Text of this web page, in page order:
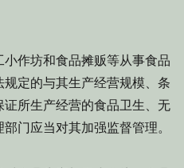
作坊和食品摊贩等从事食品
定的与其生产经营规模、条
所生产经营的食品卫生、无
门应当对其加强监督管理。